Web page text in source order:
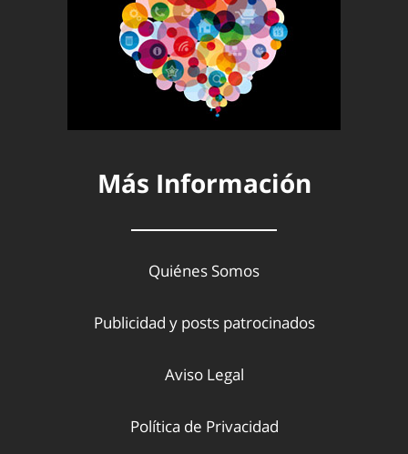
Más Información
Quiénes Somos
Publicidad y posts patrocinados
Aviso Legal
Política de Privacidad